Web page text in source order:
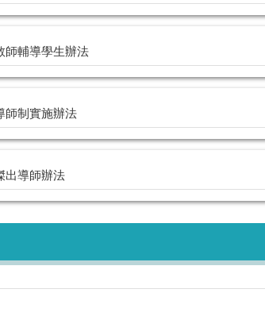
師輔導學生辦法
師制實施辦法
出導師辦法